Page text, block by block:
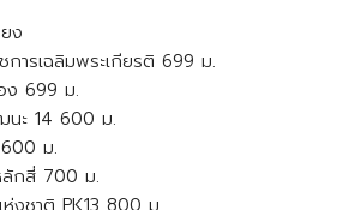
ง
การเฉลิมพระเกียรติ 699 ม.
ง 699 ม.
นะ 14 600 ม.
ม.
ลักสี่ 700 ม.